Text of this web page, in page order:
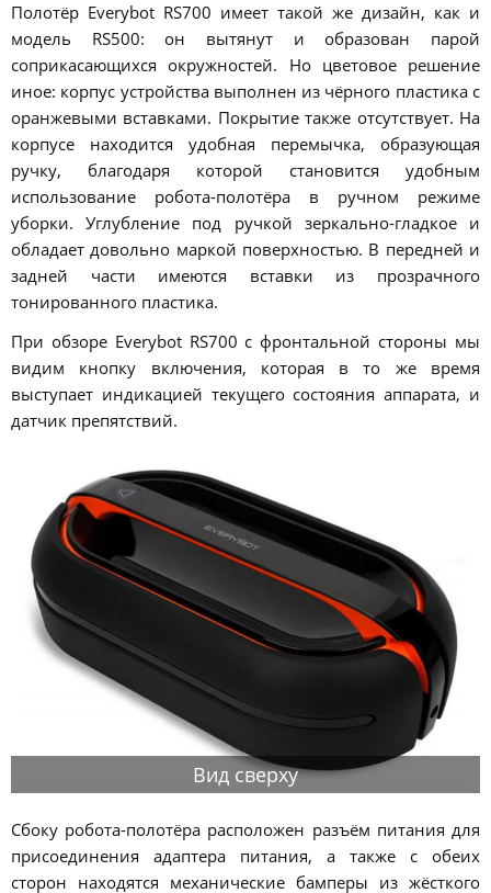
Полотёр Everybot RS700 имеет такой же дизайн, как и
модель RS500: он вытянут и образован парой
соприкасающихся окружностей. Но цветовое решение
иное: корпус устройства выполнен из чёрного пластика с
оранжевыми вставками. Покрытие также отсутствует. На
корпусе находится удобная перемычка, образующая
ручку, благодаря которой становится удобным
использование робота-полотёра в ручном режиме
уборки. Углубление под ручкой зеркально-гладкое и
обладает довольно маркой поверхностью. В передней и
задней части имеются вставки из прозрачного
тонированного пластика.
При обзоре Everybot RS700 с фронтальной стороны мы
видим кнопку включения, которая в то же время
выступает индикацией текущего состояния аппарата, и
датчик препятствий.
Вид сверху
Сбоку робота-полотёра расположен разъём питания для
присоединения адаптера питания, а также с обеих
сторон находятся механические бамперы из жёсткого